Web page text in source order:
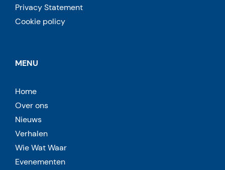
Privacy Statement
Cookie policy
MENU
Home
Over ons
Nieuws
Verhalen
Wie Wat Waar
Evenementen